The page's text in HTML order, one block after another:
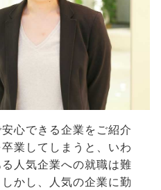
心できる企業をご紹介
業してしまうと、いわ
人気企業への就職は難
かし、人気の企業に勤